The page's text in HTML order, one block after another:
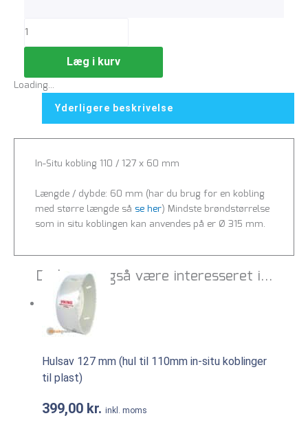
Læg i kurv
Loading...
Yderligere beskrivelse
In-Situ kobling 110 / 127 x 60 mm
Længde / dybde: 60 mm (har du brug for en kobling
med større længde så se her) Mindste brøndstørrelse
som in situ koblingen kan anvendes på er Ø 315 mm.
Du kunne også være interesseret i…
Hulsav 127 mm (hul til 110mm in-situ koblinger
til plast)
399,00 kr. inkl. moms